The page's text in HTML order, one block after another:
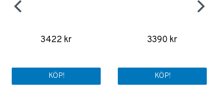
3422 kr
KÖP!
3390 kr
KÖP!